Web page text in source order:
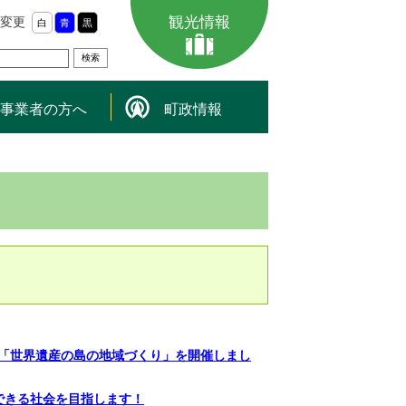
更 白 青 黒 観光情報
事業者の方へ 町政情報
世界遺産の島の地域づくり」を開催しまし
る社会を目指します！